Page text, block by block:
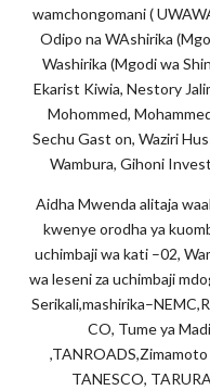
wamchongomani (
Odipo na WAshirika
Washirika (Mgodi wa
Ekarist Kiwia, Nestory
Mohommed,
Sechu Gast on, Waziri
Wambura, Gihoni
Aidha Mwenda alitaja
kwenye orodha ya
uchimbaji wa kati –02,
wa leseni za uchimbaji
CO, Tume ya
TANESCO,